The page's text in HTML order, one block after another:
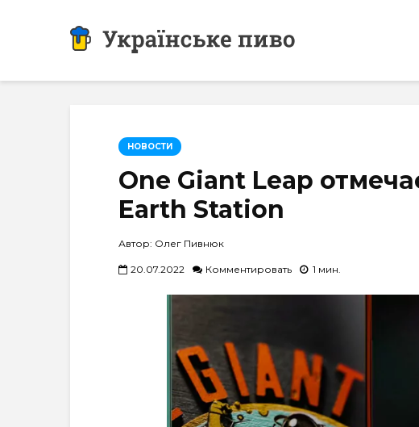
НОВОСТИ
One Giant Leap
Earth Station
Автор: Олег Пивнюк
20.07.2022 Комментировать 1 мин.